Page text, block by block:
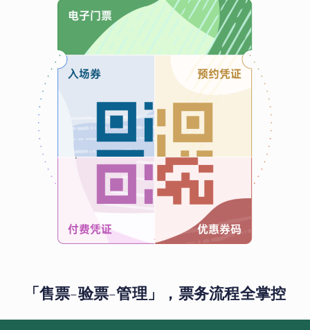
「售票-验票-管理」，票务流程全掌控